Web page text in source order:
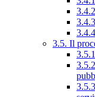
3.5. Il